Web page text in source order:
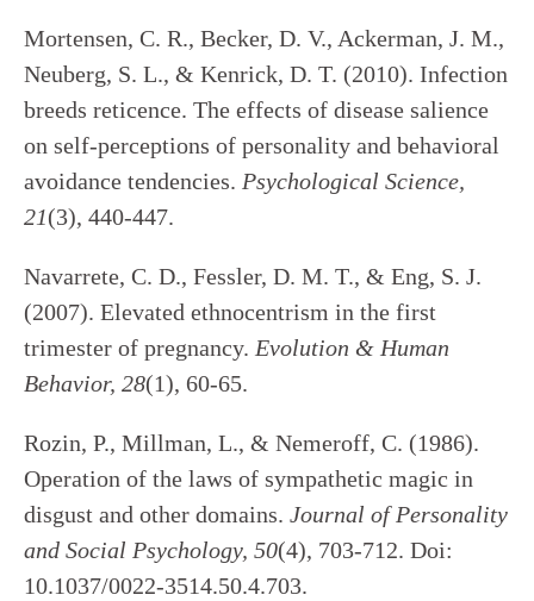
Mortensen, C. R., Becker, D. V., Ackerman, J. M.,
Neuberg, S. L., & Kenrick, D. T. (2010). Infection
breeds reticence. The effects of disease salience
on self-perceptions of personality and behavioral
avoidance tendencies. Psychological Science,
21(3), 440-447.
Navarrete, C. D., Fessler, D. M. T., & Eng, S. J.
(2007). Elevated ethnocentrism in the first
trimester of pregnancy. Evolution & Human
Behavior, 28(1), 60-65.
Rozin, P., Millman, L., & Nemeroff, C. (1986).
Operation of the laws of sympathetic magic in
disgust and other domains. Journal of Personality
and Social Psychology, 50(4), 703-712. Doi:
10.1037/0022-3514.50.4.703.